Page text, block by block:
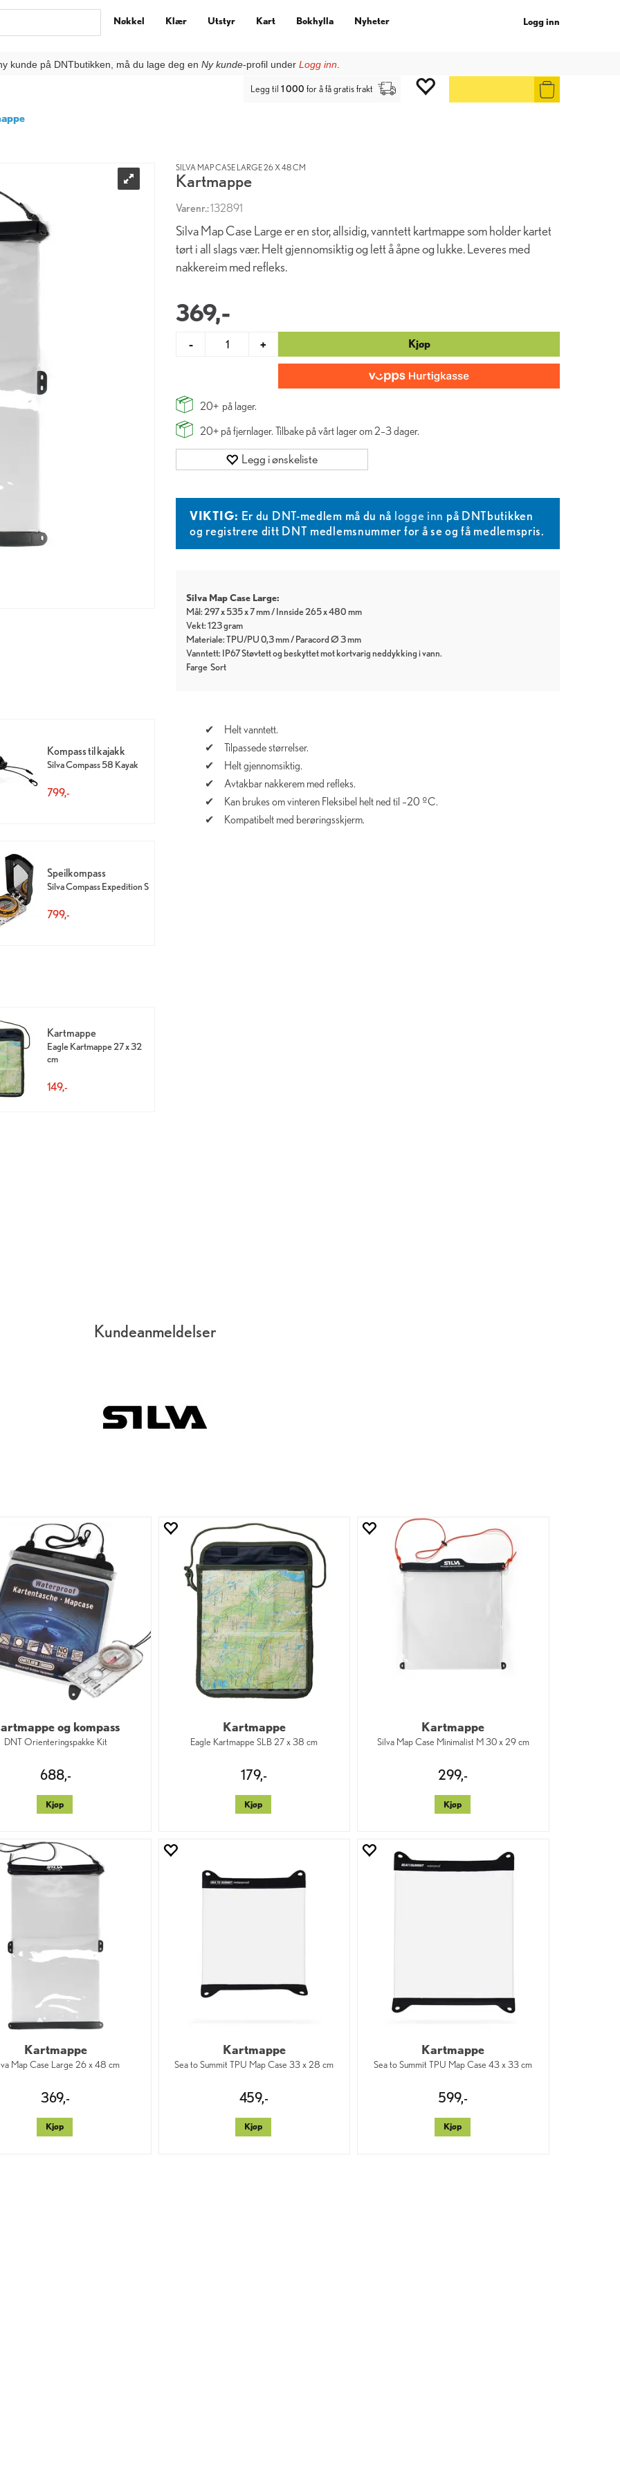
Logg inn
kunde på DNTbutikken, må du lage deg en Ny kunde-profil under Logg inn
Nøkkel Klær Utstyr Kart Bokhylla Nyheter
Legg til 1 000 for å få gratis frakt
SILVA MAP CASE LARGE 26 X 48 CM
Kartmappe
Varenr.:132891
Silva Map Case Large er en stor, allsidig, vanntett kartmappe som holder kartet
tørt i all slags vær. Helt gjennomsiktig og lett å åpne og lukke. Leveres med
nakkereim med refleks.
369,-
- + Kjøp
20+ på lager.
20+ på fjernlager. Tilbake på vårt lager om 2–3 dager.
Legg i ønskeliste
VIKTIG: Er du DNT-medlem må du nå logge inn på DNTbutikken
og registrere ditt DNT medlemsnummer for å se og få medlemspris.
Silva Map Case Large:
Mål: 297 x 535 x 7 mm / Innside 265 x 480 mm
Vekt: 123 gram
Materiale: TPU/PU 0,3 mm / Paracord Ø 3 mm
Vanntett: IP67 Støvtett og beskyttet mot kortvarig neddykking i vann.
Farge Sort
Kompass til kajakk
Silva Compass 58 Kayak
799,-
Speilkompass
Silva Compass Expedition S
799,-
Kartmappe
Eagle Kartmappe 27 x 32
cm
149,-
Helt vanntett.
Tilpassede størrelser.
Helt gjennomsiktig.
Avtakbar nakkerem med refleks.
Kan brukes om vinteren Fleksibel helt ned til –20 ºC.
Kompatibelt med berøringsskjerm.
Kundeanmeldelser
og kompass
DNT Orienteringspakke Kit
688,-
Kjøp
Kartmappe
Eagle Kartmappe SLB 27 x 38 cm
179,-
Kjøp
Kartmappe
Silva Map Case Minimalist M 30 x 29 cm
299,-
Kjøp
Kartmappe
Map Case Large 26 x 48 cm
369,-
Kjøp
Kartmappe
Sea to Summit TPU Map Case 33 x 28 cm
459,-
Kjøp
Kartmappe
Sea to Summit TPU Map Case 43 x 33 cm
599,-
Kjøp